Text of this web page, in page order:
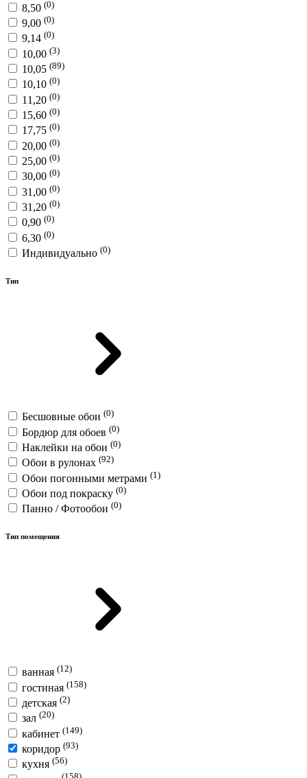
8,50 (0)
9,00 (0)
9,14 (0)
10,00 (3)
10,05 (89)
10,10 (0)
11,20 (0)
15,60 (0)
17,75 (0)
20,00 (0)
25,00 (0)
30,00 (0)
31,00 (0)
31,20 (0)
0,90 (0)
6,30 (0)
Индивидуально (0)
Тип
Бесшовные обои (0)
Бордюр для обоев (0)
Наклейки на обои (0)
Обои в рулонах (92)
Обои погонными метрами (1)
Обои под покраску (0)
Панно / Фотообои (0)
Тип помещения
ванная (12)
гостиная (158)
детская (2)
зал (20)
кабинет (149)
коридор (93)
кухня (56)
(158)